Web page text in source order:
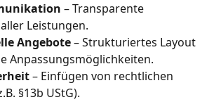
– Transparente
Leistungen.
Angebote – Strukturiertes Layout
Anpassungsmöglichkeiten.
– Einfügen von rechtlichen
§13b UStG).